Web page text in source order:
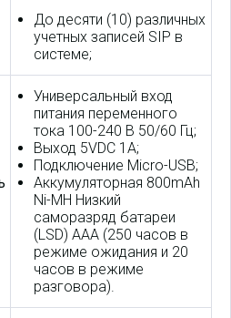
До десяти (10) различных
учетных записей SIP в
системе;
Универсальный вход
питания переменного
тока 100-240 В 50/60 Гц;
Выход 5VDC 1A;
Подключение Micro-USB;
Аккумуляторная 800mAh
Ni-MH Низкий
саморазряд батареи
(LSD) AAA (250 часов в
режиме ожидания и 20
часов в режиме
разговора).